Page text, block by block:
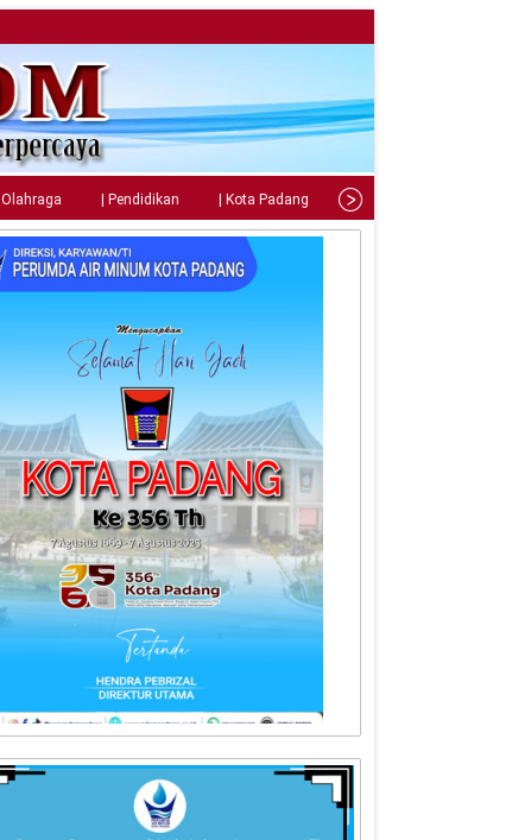
| Olahraga | Pendidikan | Kota Padang | Tips